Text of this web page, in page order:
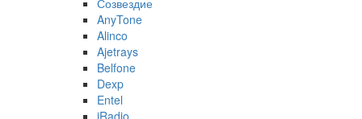
AnyTone
Alinco
Ajetrays
Belfone
Dexp
Entel
iRadio